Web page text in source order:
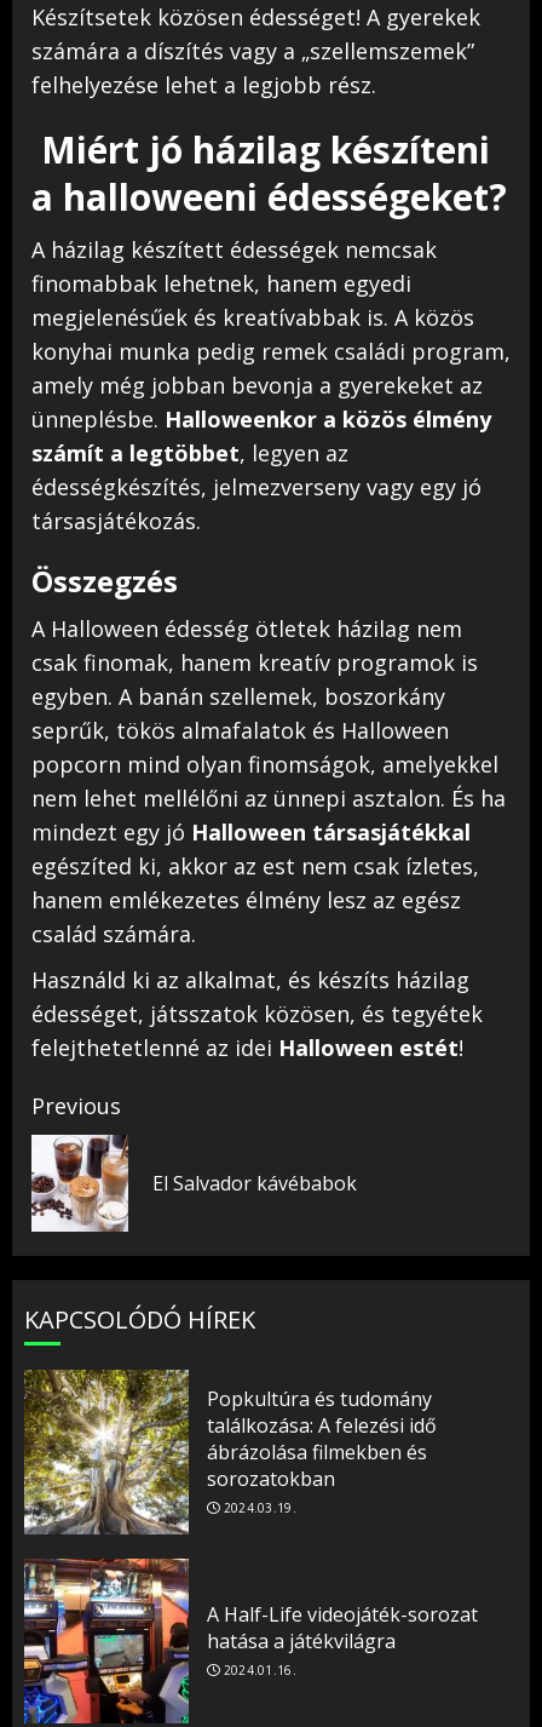
Készítsetek közösen édességet! A gyerekek
számára a díszítés vagy a „szellemszemek”
felhelyezése lehet a legjobb rész.
Miért jó házilag készíteni
a halloweeni édességeket?
A házilag készített édességek nemcsak
finomabbak lehetnek, hanem egyedi
megjelenésűek és kreatívabbak is. A közös
konyhai munka pedig remek családi program,
amely még jobban bevonja a gyerekeket az
ünneplésbe. Halloweenkor a közös élmény
számít a legtöbbet, legyen az
édességkészítés, jelmezverseny vagy egy jó
társasjátékozás.
Összegzés
A Halloween édesség ötletek házilag nem
csak finomak, hanem kreatív programok is
egyben. A banán szellemek, boszorkány
seprűk, tökös almafalatok és Halloween
popcorn mind olyan finomságok, amelyekkel
nem lehet mellélőni az ünnepi asztalon. És ha
mindezt egy jó Halloween társasjátékkal
egészíted ki, akkor az est nem csak ízletes,
hanem emlékezetes élmény lesz az egész
család számára.
Használd ki az alkalmat, és készíts házilag
édességet, játsszatok közösen, és tegyétek
felejthetetlenné az idei Halloween estét!
Continue
Reading
Previous
El Salvador kávébabok
KAPCSOLÓDÓ HÍREK
Popkultúra és tudomány
találkozása: A felezési idő
ábrázolása filmekben és
sorozatokban
2024.03.19.
A Half-Life videojáték-sorozat
hatása a játékvilágra
2024.01.16.